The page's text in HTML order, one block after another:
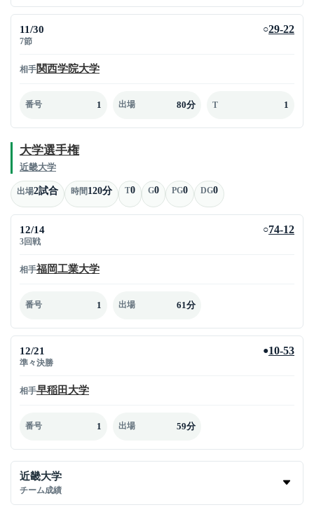
11/30
7節
○29-22
相手関西学院大学
番号 1 出場 80分 T 1
大学選手権
近畿大学
出場2試合 時間120分 T0 G0 PG0 DG0
12/14
3回戦
○74-12
相手福岡工業大学
番号 1 出場 61分
12/21
準々決勝
●10-53
相手早稲田大学
番号 1 出場 59分
近畿大学
チーム成績